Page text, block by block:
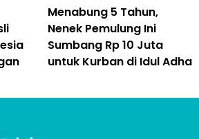
Menabung 5 Tahun,
Nenek Pemulung Ini
Sumbang Rp 10 Juta
untuk Kurban di Idul Adha